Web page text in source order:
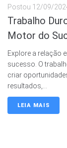
Postou 12/09/
Trabalho
Motor do
Explore a relação
sucesso. O
criar
resultados,...
LEIA MAIS